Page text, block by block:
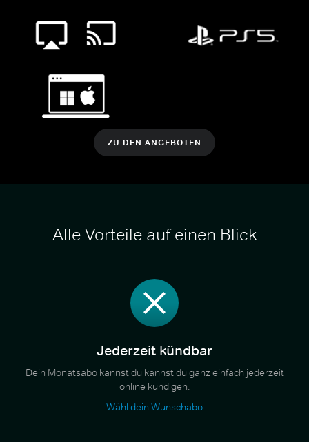
ZU DEN ANGEBOTEN
Alle Vorteile auf einen Blick
Jederzeit kündbar
Dein Monatsabo kannst du kannst du ganz einfach jederzeit
online kündigen.
Wähl dein Wunschabo